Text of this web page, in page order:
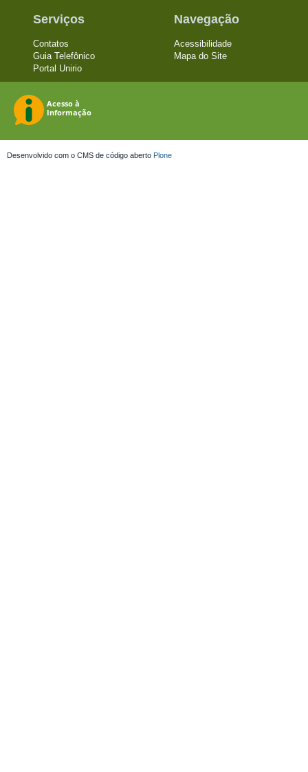
Serviços
Contatos
Guia Telefônico
Portal Unirio
Navegação
Acessibilidade
Mapa do Site
Desenvolvido com o CMS de código aberto Plone